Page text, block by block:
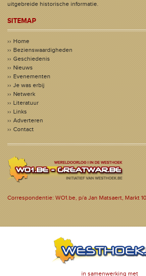
uitgebreide historische informatie.
SITEMAP
Home
Bezienswaardigheden
Geschiedenis
Nieuws
Evenementen
Je was erbij
Netwerk
Literatuur
Links
Adverteren
Contact
Correspondentie: WO1.be, p/a Jan Matsaert, Markt
in samenwerking met